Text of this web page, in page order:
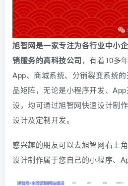
旭智网是一家专注为各行业中小
销服务的高科技公司，有着10多
App、商城系统、 分销裂变系统
品矩阵，无论是小程序开发、
设，均可通过旭智网快速设计制
设计及定制开发。
感兴趣的朋友可以去旭智网右上角
设计制作属于您自己的小程序、